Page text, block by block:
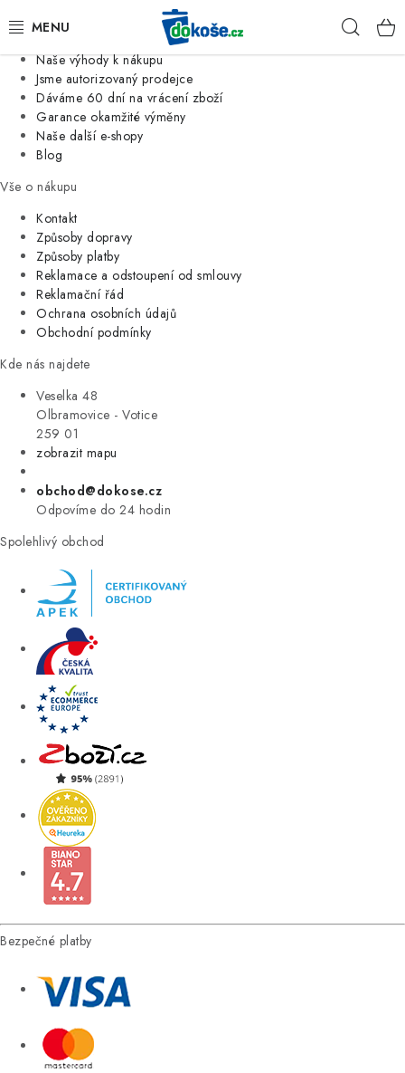
Jsme tradiční česká firma
Naše výhody k nákupu
Jsme autorizovaný prodejce
Dáváme 60 dní na vrácení zboží
Garance okamžité výměny
Naše další e-shopy
Blog
Vše o nákupu
Kontakt
Způsoby dopravy
Způsoby platby
Reklamace a odstoupení od smlouvy
Reklamační řád
Ochrana osobních údajů
Obchodní podmínky
Kde nás najdete
Veselka 48
Olbramovice - Votice
259 01
zobrazit mapu
obchod@dokose.cz
Odpovíme do 24 hodin
Spolehlivý obchod
Bezpečné platby
KOŠE
SÁČKY
KUCHYNĚ
ORGANIZACE
DOMÁCNOST
ÚKLID
VÝPRODEJ
ZNAČKY
Úvod Kontakt Blog
Moje objednávka